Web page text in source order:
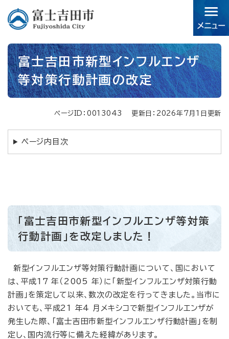
す。
本
文 富士吉田市新型インフルエンザ
等対策行動計画の改定
ページID：0013043 更新日：2026年7月1日更新
ページ内目次
​「富士吉田市新型インフルエンザ等対策
行動計画」を改定しました！
新型インフルエンザ等対策行動計画について、国において
は、平成17 年（2005 年）に「新型インフルエンザ対策行動
計画」を策定して以来、数次の改定を行ってきました。当市に
おいても、平成21 年4 月メキシコで新型インフルエンザが
発生した際、「富士吉田市新型インフルエンザ行動計画」を制
定し、国内流行等に備えた経緯があります。